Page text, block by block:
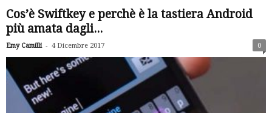
Cos’è Swiftkey e perchè è la tastiera Android
più amata dagli...
Emy Camilli - 4 Dicembre 2017 0